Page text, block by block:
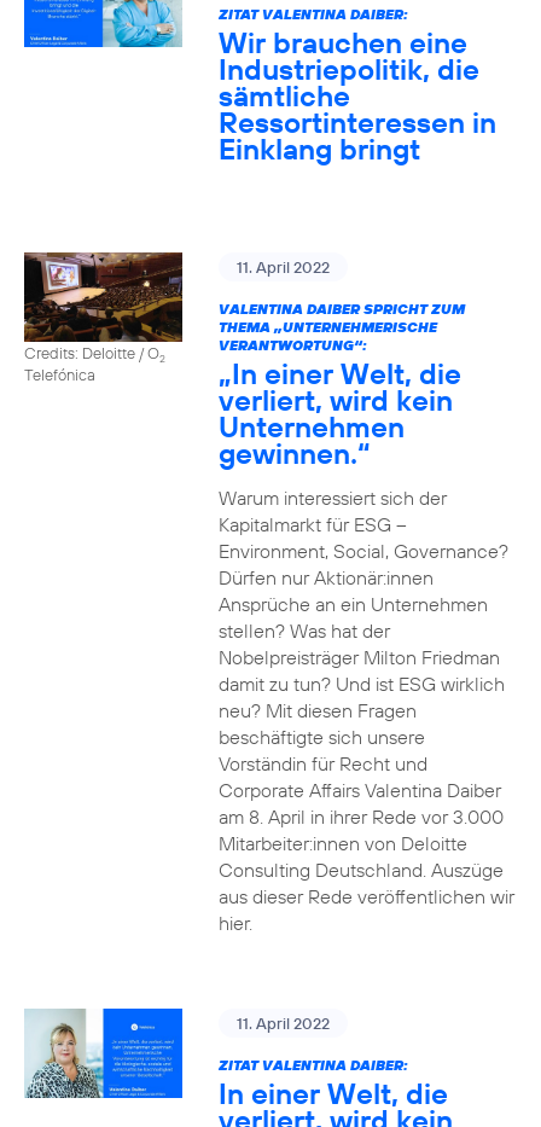
ZITAT VALENTINA DAIBER:
Wir brauchen eine
Industriepolitik, die
sämtliche
Ressortinteressen in
Einklang bringt
Credits: Deloitte / O2
Telefónica
11. April 2022
VALENTINA DAIBER SPRICHT ZUM
THEMA „UNTERNEHMERISCHE
VERANTWORTUNG“:
„In einer Welt, die
verliert, wird kein
Unternehmen
gewinnen.“
Warum interessiert sich der
Kapitalmarkt für ESG –
Environment, Social, Governance?
Dürfen nur Aktionär:innen
Ansprüche an ein Unternehmen
stellen? Was hat der
Nobelpreisträger Milton Friedman
damit zu tun? Und ist ESG wirklich
neu? Mit diesen Fragen
beschäftigte sich unsere
Vorständin für Recht und
Corporate Affairs Valentina Daiber
am 8. April in ihrer Rede vor 3.000
Mitarbeiter:innen von Deloitte
Consulting Deutschland. Auszüge
aus dieser Rede veröffentlichen wir
hier.
11. April 2022
ZITAT VALENTINA DAIBER:
In einer Welt, die
verliert, wird kein